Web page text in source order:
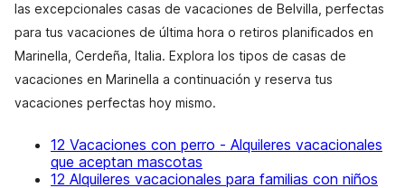
las excepcionales casas de vacaciones de Belvilla, perfectas
para tus vacaciones de última hora o retiros planificados en
Marinella, Cerdeña, Italia. Explora los tipos de casas de
vacaciones en Marinella a continuación y reserva tus
vacaciones perfectas hoy mismo.
12 Vacaciones con perro - Alquileres vacacionales
que aceptan mascotas
12 Alquileres vacacionales para familias con niños